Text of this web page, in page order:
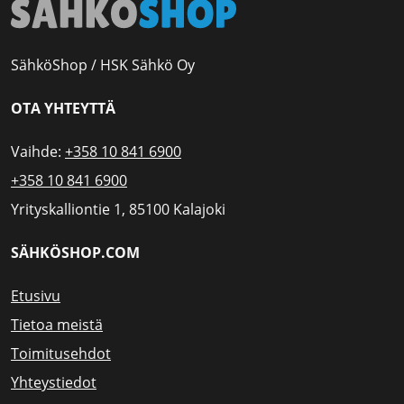
SähköShop / HSK Sähkö Oy
OTA YHTEYTTÄ
Vaihde: +358 10 841 6900
+358 10 841 6900
Yrityskalliontie 1, 85100 Kalajoki
SÄHKÖSHOP.COM
Etusivu
Tietoa meistä
Toimitusehdot
Yhteystiedot